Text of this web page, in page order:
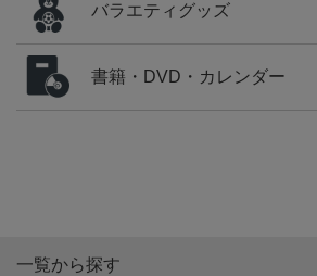
バラエティグッズ
書籍・DVD・カレンダー
一覧から探す